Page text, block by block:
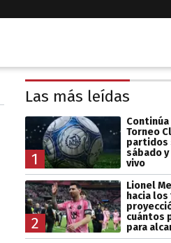
Las más leídas
1
Continúa
Torneo
partidos
sábado
vivo
2
Lionel
hacia
cuántos
para